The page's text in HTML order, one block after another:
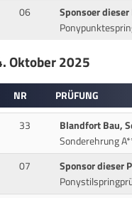
06
Sponsoer
Oktober 2025
NR PRÜFUNG
33
Blandfort Bau,
Sonderehrung
07
Sponsor dieser